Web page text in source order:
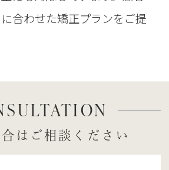
合わせた矯正プランをご提
はご相談ください